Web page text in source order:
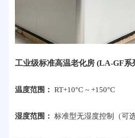
工业级标准高温老化房 (LA-GF系
温度范围： RT+10°C ~ +150°C
湿度范围： 标准型无湿度控制（可